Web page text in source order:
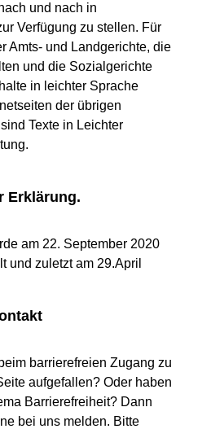
und nach in
Verfügung zu stellen. Für
Amts- und Landgerichte, die
und die Sozialgerichte
in leichter Sprache
der übrigen
Texte in Leichter
Erklärung.
am 22. September 2020
und zuletzt am 29.April
barrierefreien Zugang zu
aufgefallen? Oder haben
Barrierefreiheit? Dann
bei uns melden. Bitte